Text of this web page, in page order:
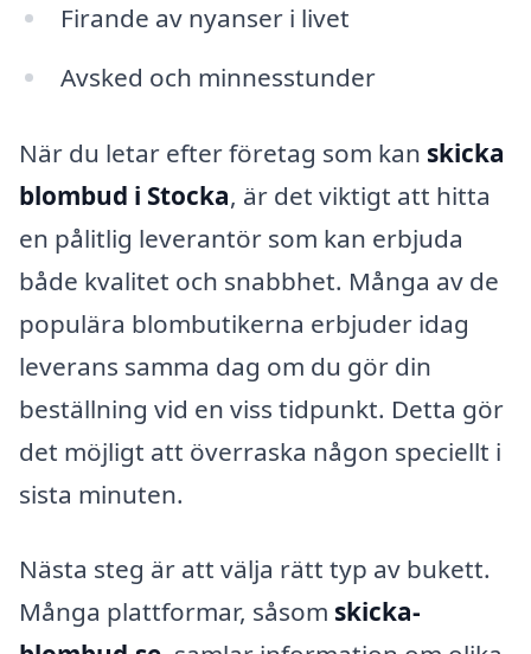
Firande av nyanser i livet
Avsked och minnesstunder
När du letar efter företag som kan skicka
blombud i Stocka, är det viktigt att hitta
en pålitlig leverantör som kan erbjuda
både kvalitet och snabbhet. Många av de
populära blombutikerna erbjuder idag
leverans samma dag om du gör din
beställning vid en viss tidpunkt. Detta gör
det möjligt att överraska någon speciellt i
sista minuten.
Nästa steg är att välja rätt typ av bukett.
Många plattformar, såsom skicka-